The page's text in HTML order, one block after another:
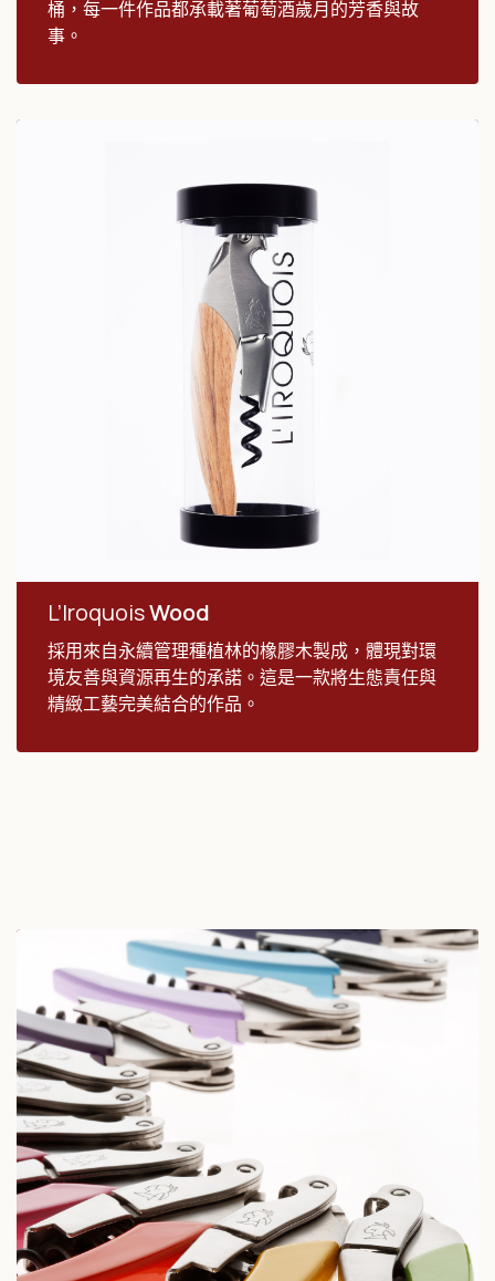
桶，每一件作品都承載著葡萄酒歲月的芳香與故
事。
L’IroquoisWood
採用來自永續管理種植林的橡膠木製成，體現對環
境友善與資源再生的承諾。這是一款將生態責任與
精緻工藝完美結合的作品。